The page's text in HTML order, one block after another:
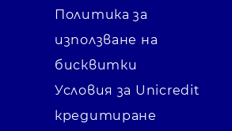
Политика за
използване на
бисквитки
Условия за Unicredit
кредитиране